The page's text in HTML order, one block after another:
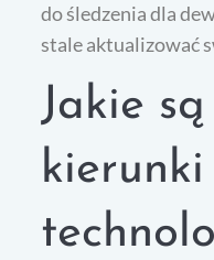
do śledzenia dla
stale aktualizować
Jakie są
kierunki